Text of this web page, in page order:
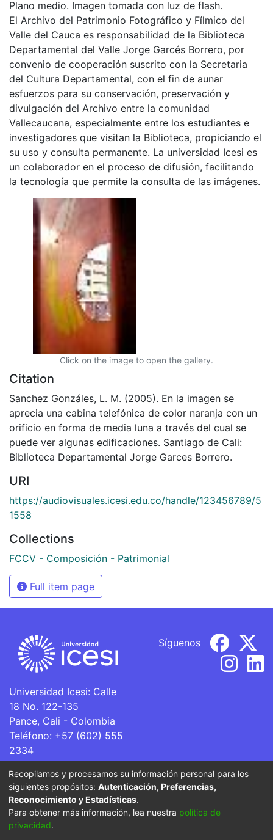
Plano medio. Imagen tomada con luz de flash.
El Archivo del Patrimonio Fotográfico y Fílmico del
Valle del Cauca es responsabilidad de la Biblioteca
Departamental del Valle Jorge Garcés Borrero, por
convenio de cooperación suscrito con la Secretaria
del Cultura Departamental, con el fin de aunar
esfuerzos para su conservación, preservación y
divulgación del Archivo entre la comunidad
Vallecaucana, especialmente entre los estudiantes e
investigadores que visitan la Biblioteca, propiciando el
su uso y consulta permanente. La universidad Icesi es
un colaborador en el proceso de difusión, facilitando
la tecnología que permite la consulta de las imágenes.
Click on the image to open the gallery.
Citation
Sanchez Gonzáles, L. M. (2005). En la imagen se
aprecia una cabina telefónica de color naranja con un
orificio en forma de media luna a través del cual se
puede ver algunas edificaciones. Santiago de Cali:
Biblioteca Departamental Jorge Garces Borrero.
URI
https://audiovisuales.icesi.edu.co/handle/123456789/5
1558
Collections
FCCV - Composición - Patrimonial
Full item page
Universidad Icesi: Calle
18 No. 122-135
Pance, Cali - Colombia
Teléfono: +57 (602) 555
2334
ventanillaunica@icesi.edu.co
Síguenos
La Universidad Icesi es una Institución de Educación
Superior que se encuentra sujeta a inspección y vigilancia
por parte del Ministerio de Educación Nacional.
Recopilamos y procesamos su información personal para los
siguientes propósitos: Autenticación, Preferencias,
Reconocimiento y Estadísticas.
Para obtener más información, lea nuestra política de
privacidad.